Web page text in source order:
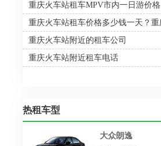
重庆火车站租车MPV市内一日游价格
重庆火车站附近的租车公司
重庆火车站附近租车电话
热租车型
大众朗逸